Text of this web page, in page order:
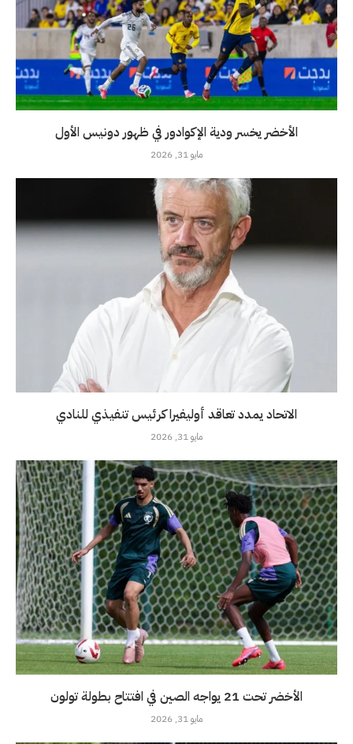
الأخضر يخسر ودية الإكوادور في ظهور دونيس الأول
مايو 31, 2026
الاتحاد يمدد تعاقد أوليفيرا كرئيس تنفيذي للنادي
مايو 31, 2026
الأخضر تحت 21 يواجه الصين في افتتاح بطولة تولون
مايو 31, 2026